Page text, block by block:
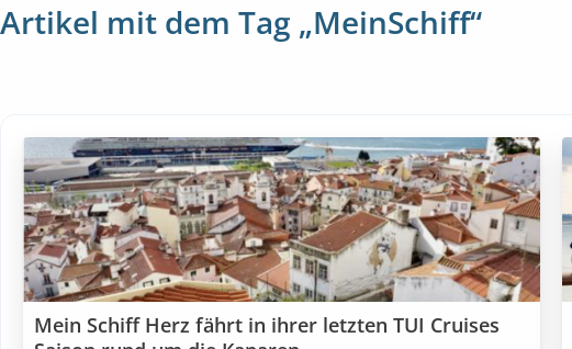
Artikel mit dem Tag „MeinSchiff“
Mein Schiff Herz fährt in ihrer letzten TUI Cruises